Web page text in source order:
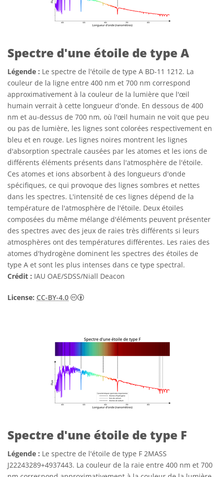
Spectre d'une étoile de type A
Légende : Le spectre de l'étoile de type A BD-11 1212. La
couleur de la ligne entre 400 nm et 700 nm correspond
approximativement à la couleur de la lumière que l'œil
humain verrait à cette longueur d'onde. En dessous de 400
nm et au-dessus de 700 nm, où l'œil humain ne voit que peu
ou pas de lumière, les lignes sont colorées respectivement en
bleu et en rouge. Les lignes noires montrent les lignes
d'absorption spectrale causées par les atomes et les ions de
différents éléments présents dans l'atmosphère de l'étoile.
Ces atomes et ions absorbent à des longueurs d'onde
spécifiques, ce qui provoque des lignes sombres et nettes
dans les spectres. L'intensité de ces lignes dépend de la
température de l'atmosphère de l'étoile. Deux étoiles
composées du même mélange d'éléments peuvent présenter
des spectres avec des jeux de raies très différents si leurs
atmosphères ont des températures différentes. Les raies des
atomes d'hydrogène dominent les spectres des étoiles de
type A et sont les plus intenses dans ce type spectral.
Crédit : IAU OAE/SDSS/Niall Deacon
License: CC-BY-4.0 Creative Commons (CC) Attribution 4.0
Spectre d'une étoile de type F
Légende : Le spectre de l'étoile de type F 2MASS
J22243289+4937443. La couleur de la raie entre 400 nm et 700